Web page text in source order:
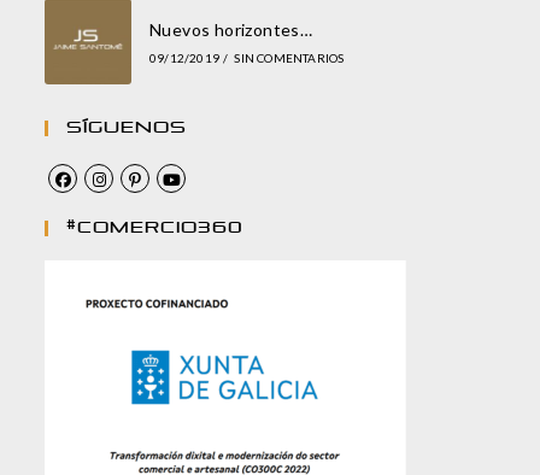
Nuevos horizontes…
09/12/2019 / SIN COMENTARIOS
Síguenos
#comercio360